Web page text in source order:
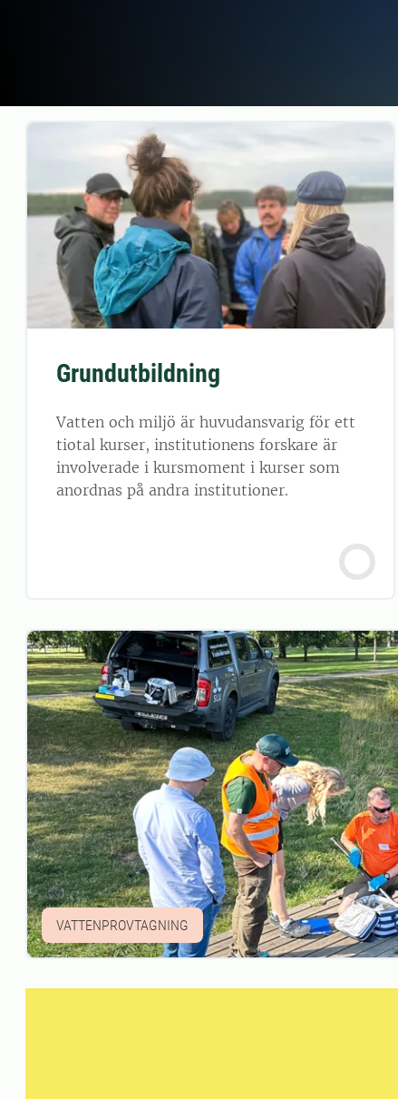
Grundutbildning
Vatten och miljö är huvudansvarig för ett
tiotal kurser, institutionens forskare är
involverade i kursmoment i kurser som
anordnas på andra institutioner.
VATTENPROVTAGNING